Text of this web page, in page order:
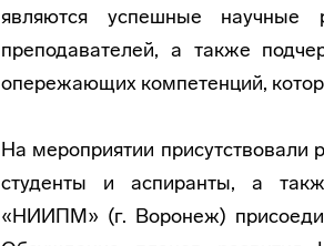
являются успешные научные
преподавателей, а также
опережающих компетенций,
На мероприятии присутствовали
студенты и аспиранты, а
«НИИПМ» (г. Воронеж)